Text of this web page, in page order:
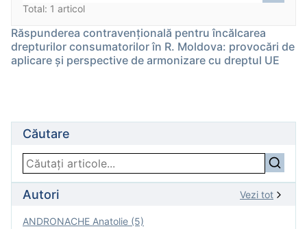
Total: 1 articol
Răspunderea contravențională pentru încălcarea
drepturilor consumatorilor în R. Moldova: provocări de
aplicare și perspective de armonizare cu dreptul UE
Căutare
Autori Vezi tot
ANDRONACHE Anatolie (5)